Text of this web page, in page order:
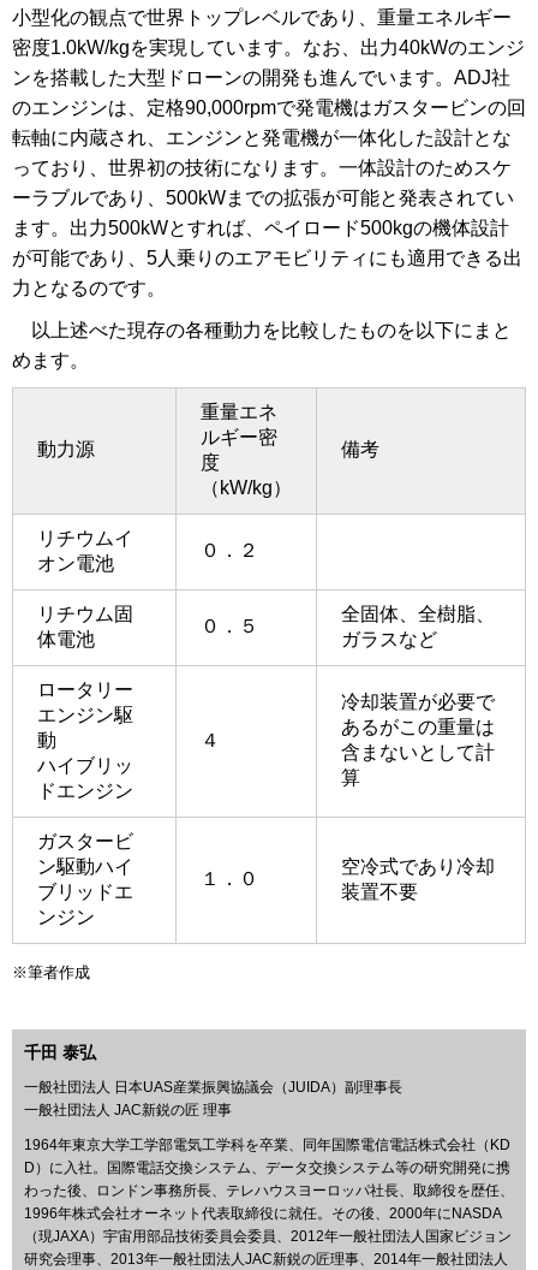
小型化の観点で世界トップレベルであり、重量エネルギー
密度1.0kW/kgを実現しています。なお、出力40kWのエンジ
ンを搭載した大型ドローンの開発も進んでいます。ADJ社
のエンジンは、定格90,000rpmで発電機はガスタービンの回
転軸に内蔵され、エンジンと発電機が一体化した設計とな
っており、世界初の技術になります。一体設計のためスケ
ーラブルであり、500kWまでの拡張が可能と発表されてい
ます。出力500kWとすれば、ペイロード500kgの機体設計
が可能であり、5人乗りのエアモビリティにも適用できる出
力となるのです。
以上述べた現存の各種動力を比較したものを以下にまと
めます。
動力源
重量エネ
ルギー密
度
（kW/kg）
備考
リチウムイ
オン電池
０．２
リチウム固
体電池
０．５
全固体、全樹脂、
ガラスなど
ロータリー
エンジン駆
動
ハイブリッ
ドエンジン
４
冷却装置が必要で
あるがこの重量は
含まないとして計
算
ガスタービ
ン駆動ハイ
ブリッドエ
ンジン
１．０
空冷式であり冷却
装置不要
※筆者作成
千田 泰弘
一般社団法人 日本UAS産業振興協議会（JUIDA）副理事長
一般社団法人 JAC新鋭の匠 理事
1964年東京大学工学部電気工学科を卒業、同年国際電信電話株式会社（KD
D）に入社。国際電話交換システム、データ交換システム等の研究開発に携
わった後、ロンドン事務所長、テレハウスヨーロッパ社長、取締役を歴任、
1996年株式会社オーネット代表取締役に就任。その後、2000年にNASDA
（現JAXA）宇宙用部品技術委員会委員、2012年一般社団法人国家ビジョン
研究会理事、2013年一般社団法人JAC新鋭の匠理事、2014年一般社団法人